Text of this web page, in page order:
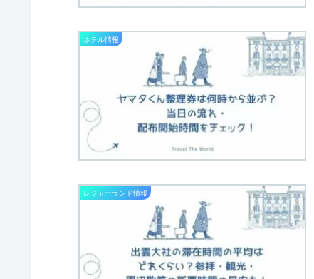
ホテル情報
レジャーランド情報